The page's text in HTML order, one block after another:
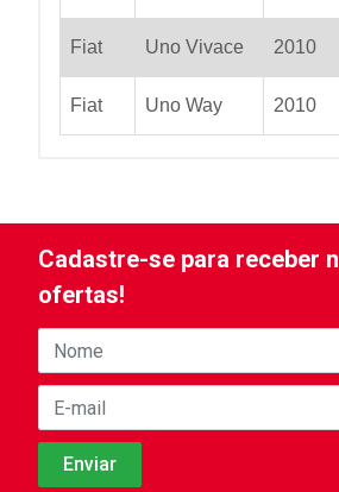
Fiat Uno Vivace 2010
Fiat Uno Way 2010
Cadastre-se para receber
ofertas!